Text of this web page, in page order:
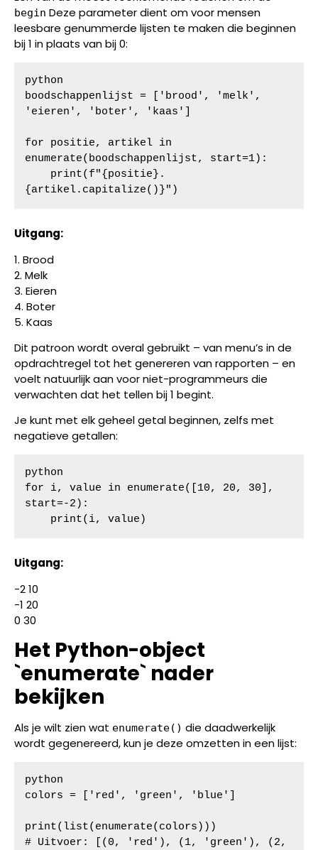
begin Deze parameter dient om voor mensen
leesbare genummerde lijsten te maken die beginnen
bij 1 in plaats van bij 0:
python
boodschappenlijst = ['brood', 'melk',
'eieren', 'boter', 'kaas']
for positie, artikel in
enumerate(boodschappenlijst, start=1):
{artikel.capitalize()}")
Uitgang:
1. Brood
2. Melk
3. Eieren
4. Boter
5. Kaas
Dit patroon wordt overal gebruikt – van menu’s in de
opdrachtregel tot het genereren van rapporten – en
voelt natuurlijk aan voor niet-programmeurs die
verwachten dat het tellen bij 1 begint.
Je kunt met elk geheel getal beginnen, zelfs met
negatieve getallen:
python
for i, value in enumerate([10, 20, 30],
start=-2):
    print(i, value)
Uitgang:
-2 10
-1 20
0 30
Het Python-object
`enumerate` nader
bekijken
Als je wilt zien wat enumerate() die daadwerkelijk
wordt gegenereerd, kun je deze omzetten in een lijst:
python
colors = ['red', 'green', 'blue']
print(list(enumerate(colors)))
# Uitvoer: [(0, 'red'), (1, 'green'), (2,